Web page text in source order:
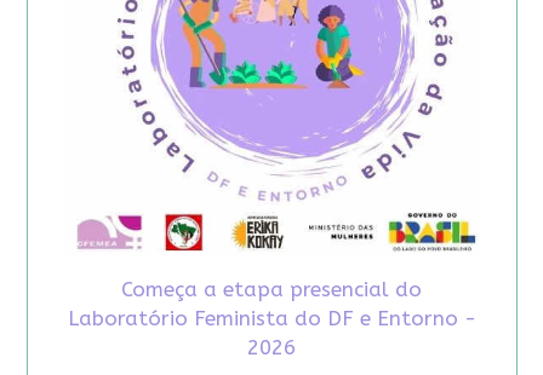
Começa a etapa presencial do
Laboratório Feminista do DF e Entorno -
2026